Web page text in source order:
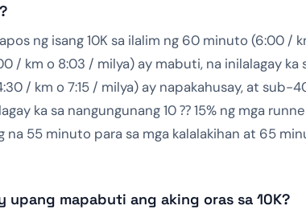
ng isang 10K sa ilalim ng 60 minuto (6:00 /
/ km o 8:03 / milya) ay mabuti, na inilalagay ka
/ km o 7:15 / milya) ay napakahusay, at sub-
ka sa nangungunang 10 ⁇ 15% ng mga
na 55 minuto para sa mga kalalakihan at 65
upang mapabuti ang aking oras sa 10K?